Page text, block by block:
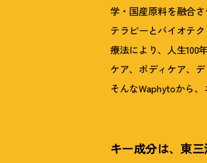
学・国産原料を融合
テラピーとバイオテ
療法により、人生100
ケア、ボディケア、
そんなWaphytoから
キー成分は、東三